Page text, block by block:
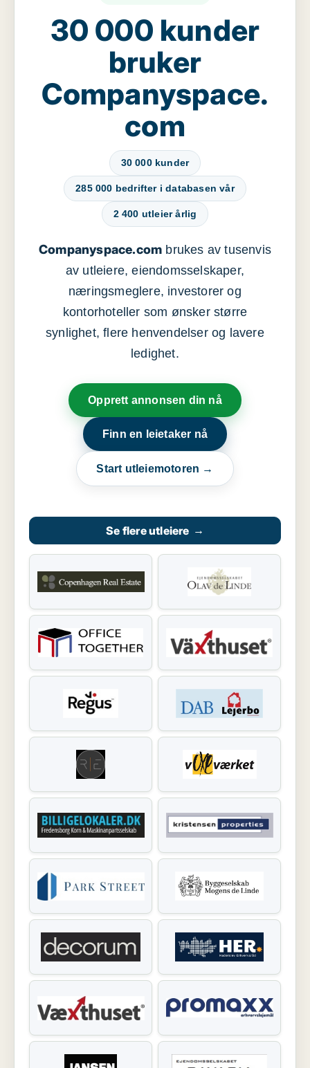
30 000 kunder
bruker
Companyspace.
com
30 000 kunder
285 000 bedrifter i databasen vår
2 400 utleier årlig
Companyspace.com brukes av tusenvis
av utleiere, eiendomsselskaper,
næringsmeglere, investorer og
kontorhoteller som ønsker større
synlighet, flere henvendelser og lavere
ledighet.
Opprett annonsen din nå
Finn en leietaker nå
Start utleiemotoren →
Se flere utleiere →